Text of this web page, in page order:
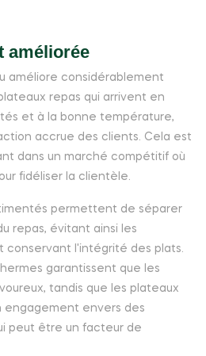
améliorée
améliore considérablement
repas qui arrivent en
et à la bonne température,
accrue des clients. Cela est
dans un marché compétitif où
fidéliser la clientèle.
permettent de séparer
repas, évitant ainsi les
conservant l'intégrité des plats.
garantissent que les
tandis que les plateaux
engagement envers des
peut être un facteur de